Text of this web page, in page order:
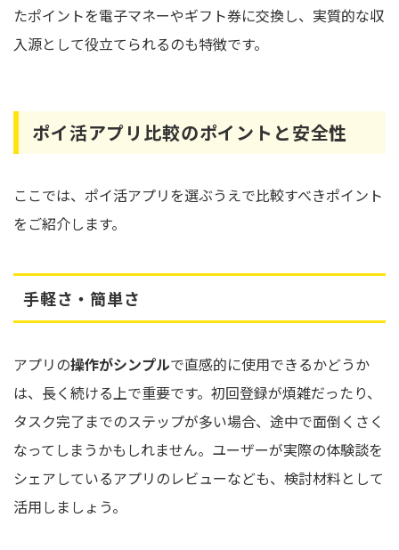
たポイントを電子マネーやギフト券に交換し、実質的な収
入源として役立てられるのも特徴です。
ポイ活アプリ比較のポイントと安全性
ここでは、ポイ活アプリを選ぶうえで比較すべきポイント
をご紹介します。
手軽さ・簡単さ
アプリの操作がシンプルで直感的に使用できるかどうか
は、長く続ける上で重要です。初回登録が煩雑だったり、
タスク完了までのステップが多い場合、途中で面倒くさく
なってしまうかもしれません。ユーザーが実際の体験談を
シェアしているアプリのレビューなども、検討材料として
活用しましょう。